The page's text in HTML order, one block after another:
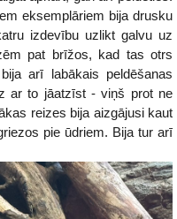
eksemplāriem bija drusku
izdevību uzlikt galvu uz
pat brīžos, kad tas otrs
arī labākais peldēšanas
ar to jāatzīst - viņš prot ne
reizes bija aizgājusi kaut
pie ūdriem. Bija tur arī